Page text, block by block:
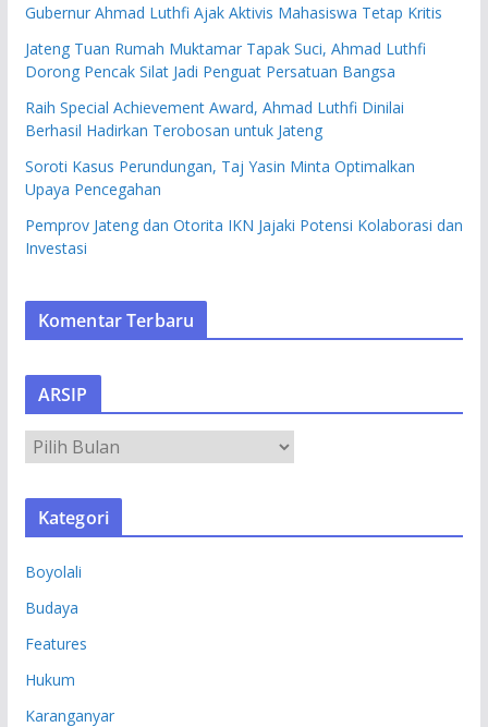
Gubernur Ahmad Luthfi Ajak Aktivis Mahasiswa Tetap Kritis
Jateng Tuan Rumah Muktamar Tapak Suci, Ahmad Luthfi
Dorong Pencak Silat Jadi Penguat Persatuan Bangsa
Raih Special Achievement Award, Ahmad Luthfi Dinilai
Berhasil Hadirkan Terobosan untuk Jateng
Soroti Kasus Perundungan, Taj Yasin Minta Optimalkan
Upaya Pencegahan
Pemprov Jateng dan Otorita IKN Jajaki Potensi Kolaborasi dan
Investasi
Komentar Terbaru
ARSIP
R
S
Kategori
Boyolali
Budaya
Features
Hukum
Karanganyar